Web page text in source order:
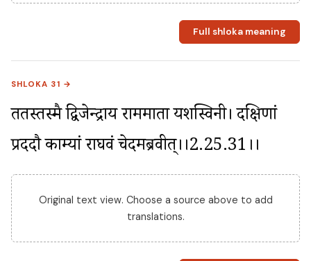
Full shloka meaning
SHLOKA 31 →
ततस्तस्मै द्विजेन्द्राय राममाता यशस्विनी। दक्षिणां
प्रददौ काम्यां राघवं चेदमब्रवीत्।।2.25.31।।
Original text view. Choose a source above to add
translations.